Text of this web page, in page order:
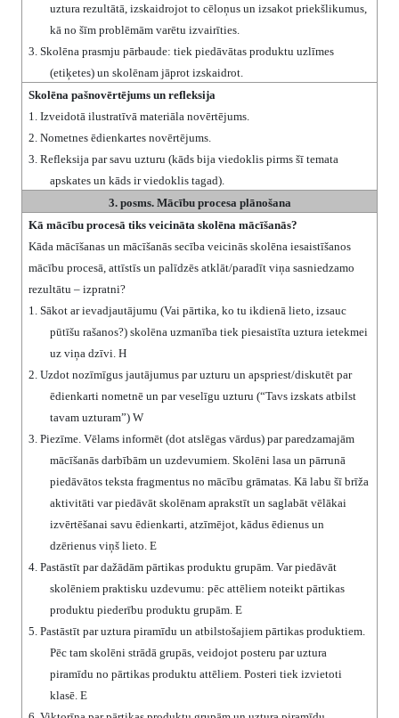
uztura rezultātā, izskaidrojot to cēloņus un izsakot priekšlikumus,
kā no šīm problēmām varētu izvairīties.
3. Skolēna prasmju pārbaude: tiek piedāvātas produktu uzlīmes
(etiķetes) un skolēnam jāprot izskaidrot.
Skolēna pašnovērtējums un refleksija
1.
Izveidotā ilustratīvā materiāla novērtējums.
2. Nometnes ēdienkartes novērtējums.
3. Refleksija par savu uzturu (kāds bija viedoklis pirms šī temata
apskates un kāds ir viedoklis tagad).
3. posms. Mācību procesa plānošana
Kā mācību procesā tiks veicināta skolēna mācīšanās?
Kāda mācīšanas un mācīšanās secība veicinās skolēna iesaistīšanos
mācību procesā, attīstīs un palīdzēs atklāt/paradīt viņa sasniedzamo
rezultātu – izpratni?
1.
Sākot ar ievadjautājumu (Vai pārtika, ko tu ikdienā lieto, izsauc
pūtīšu rašanos?) skolēna uzmanība tiek piesaistīta uztura ietekmei
uz viņa dzīvi. H
2. Uzdot nozīmīgus jautājumus par uzturu un apspriest/diskutēt par
ēdienkarti nometnē un par veselīgu uzturu (“Tavs izskats atbilst
tavam uzturam”) W
3. Piezīme. Vēlams informēt (dot atslēgas vārdus) par paredzamajām
mācīšanās darbībām un uzdevumiem. Skolēni lasa un pārrunā
piedāvātos teksta fragmentus no mācību grāmatas. Kā labu šī brīža
aktivitāti var piedāvāt skolēnam aprakstīt un saglabāt vēlākai
izvērtēšanai savu ēdienkarti, atzīmējot, kādus ēdienus un
dzērienus viņš lieto. E
4. Pastāstīt par dažādām pārtikas produktu grupām. Var piedāvāt
skolēniem praktisku uzdevumu: pēc attēliem noteikt pārtikas
produktu piederību produktu grupām. E
5. Pastāstīt par uztura piramīdu un atbilstošajiem pārtikas produktiem.
Pēc tam skolēni strādā grupās, veidojot posteru par uztura
piramīdu no pārtikas produktu attēliem. Posteri tiek izvietoti
klasē. E